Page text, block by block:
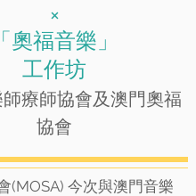
×
「奧福音樂」
工作坊
療師協會及澳門奧福
協會
(MOSA) 今次與澳門音樂